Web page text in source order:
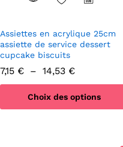
Assiettes en acrylique 25cm
assiette de service dessert
cupcake biscuits
7,15 € – 14,53 €Plage
7,15 €
à
Choix des options